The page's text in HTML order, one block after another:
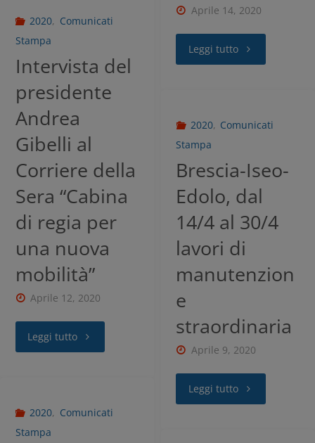
Aprile 14, 2020
Leggi tutto
2020, Comunicati
Stampa
Intervista del
presidente
Andrea
Gibelli al
Corriere della
Sera “Cabina
di regia per
una nuova
mobilità”
Aprile 12, 2020
Leggi tutto
2020, Comunicati
Stampa
Brescia-Iseo-
Edolo, dal
14/4 al 30/4
lavori di
manutenzion
e
straordinaria
Aprile 9, 2020
Leggi tutto
2020, Comunicati
Stampa